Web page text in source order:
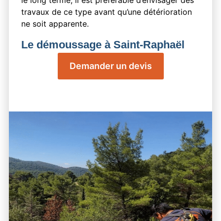
travaux de ce type avant qu’une détérioration
ne soit apparente.
Le démoussage à Saint-Raphaël
(Var) : prenez soin de votre toiture
au quotidien
Les tuiles et ardoises subissent
malheureusement des dommages dus à la
fragilisation par les mousses et lichens. En
général, le climat et l’humidité de l’air
favorables à Saint-Raphaël sont les facteurs
déterminants. Les mousses et lichens, bien
que supprimés lors du démoussage, ne
reviendront pas grâce à l’action préventive du
traitement.
Demander un devis